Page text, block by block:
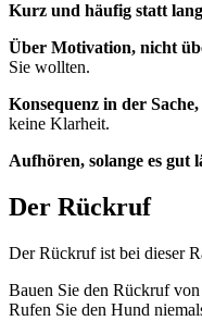
Kurz und häufig statt
Über Motivation, nicht
Sie wollten.
Konsequenz in der
keine Klarheit.
Aufhören, solange es gut
Der Rückruf
Der Rückruf ist bei dieser
Bauen Sie den Rückruf
Rufen Sie den Hund